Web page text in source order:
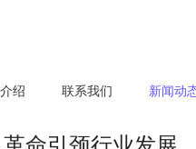
绍 联系我们 新闻动